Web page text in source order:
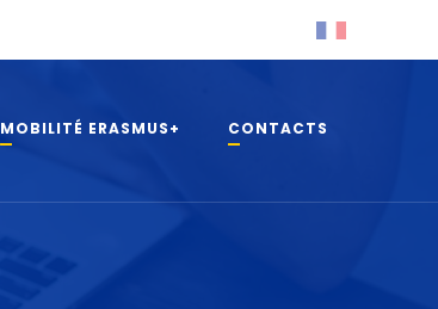
MOBILITÉ ERASMUS+ CONTACTS